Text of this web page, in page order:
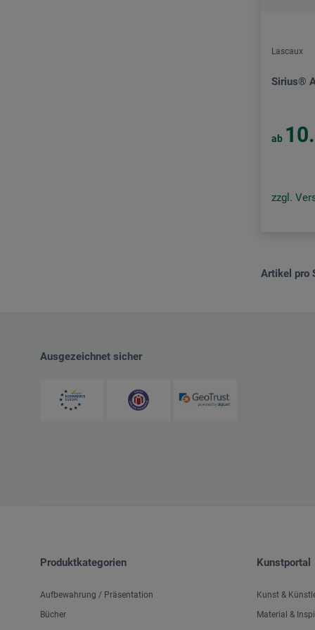
Lascaux
Sirius®
ab
zzgl.
Artikel pro
Ausgezeichnet sicher
Produktkategorien
Aufbewahrung / Präsentation
Bücher
Kunstportal
Kunst &
Material &